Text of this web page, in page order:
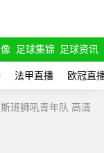
足球集锦 足球资讯
法甲直播 欧冠直
班狮吼青年队 高清